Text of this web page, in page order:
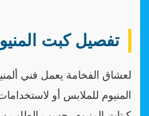
تفصيل كبت
لعشاق الفخامة يعمل فني
المنيوم للملابس أو